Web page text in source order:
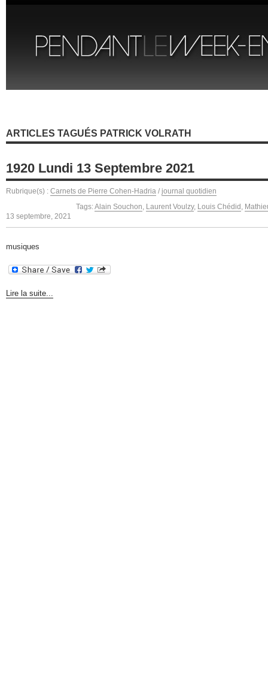
ARTICLES TAGUÉS PATRICK VOLRATH
1920 Lundi 13 Septembre 2021
Rubrique(s) : Carnets de Pierre Cohen-Hadria / journal quotidien
Tags:Alain Souchon, Laurent Voulzy, Louis Chédid ,
13 septembre, 2021
musiques
Lire la suite...